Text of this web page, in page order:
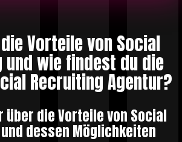
Vorteile von Social
und wie findest du die
Recruiting Agentur?
über die Vorteile von Social
dessen Möglichkeiten